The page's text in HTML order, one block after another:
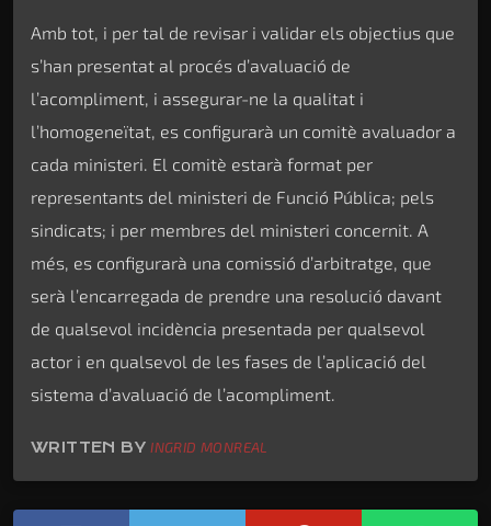
Amb tot, i per tal de revisar i validar els objectius que
s’han presentat al procés d’avaluació de
l’acompliment, i assegurar-ne la qualitat i
l’homogeneïtat, es configurarà un comitè avaluador a
cada ministeri. El comitè estarà format per
representants del ministeri de Funció Pública; pels
sindicats; i per membres del ministeri concernit. A
més, es configurarà una comissió d’arbitratge, que
serà l’encarregada de prendre una resolució davant
de qualsevol incidència presentada per qualsevol
actor i en qualsevol de les fases de l’aplicació del
sistema d’avaluació de l’acompliment.
WRITTEN BYINGRID MONREAL